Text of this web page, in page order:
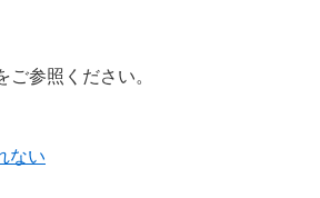
参照ください。
ない